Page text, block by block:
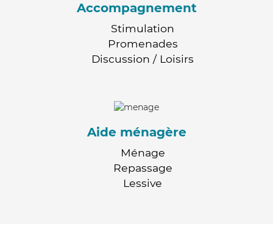
Accompagnement
Stimulation
Promenades
Discussion / Loisirs
Aide ménagère
Ménage
Repassage
Lessive